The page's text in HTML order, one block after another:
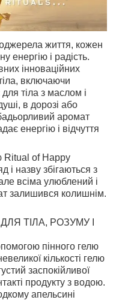
життя, кожен
енергію і радість.
інноваційних
включаючи
тіла з маслом і
в дорозі або
аромат
енергію і відчуття
Ritual of Happy
і назву збігаються з
всіма улюблений і
залишився колишнім.
ТІЛА, РОЗУМУ І
пінного гелю
кількості гелю
заспокійливої
продукту з водою.
апельсині